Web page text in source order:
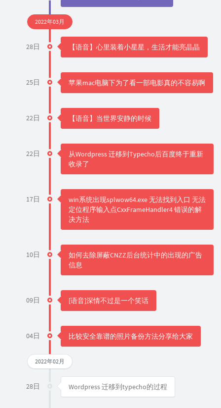
2022年03月
28日 【语音】心里装着小星星，生活才能亮晶晶
25日 苹果mac电脑下为了看一部电影真的不容易啊
22日 【语音】当世界安静的时候
22日
从Wordpress 迁移到Typecho后百度终于重新
收录了
17日
win系统出现splwow64.exe 无法找到入口 无法
定位程序输入点CxxFrameHandler4 错误的解
决方法
10日
如何去除屏蔽CNZZ后台统计中的出现的广告
信息
09日 [语音]深情不过是一个笑话
04日 比较安全靠谱的照片备份方法分享给大家
2022年02月
28日 Wordpress 迁移到typecho的过程